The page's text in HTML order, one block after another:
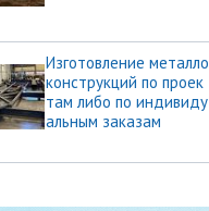
Изготовление металло
конструкций по проек
там либо по индивиду
альным заказам